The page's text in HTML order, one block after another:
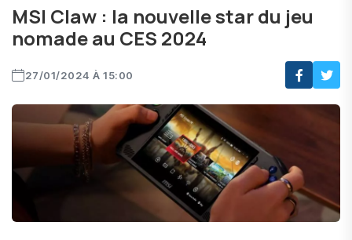
MSI Claw : la nouvelle star du jeu
nomade au CES 2024
27/01/2024 À 15:00